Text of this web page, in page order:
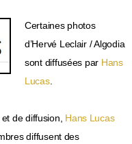
Certaines photos
d’Hervé Leclair / Algodia
sont diffusées par Hans
Lucas.
de diffusion,
Hans Lucas
diffusent des